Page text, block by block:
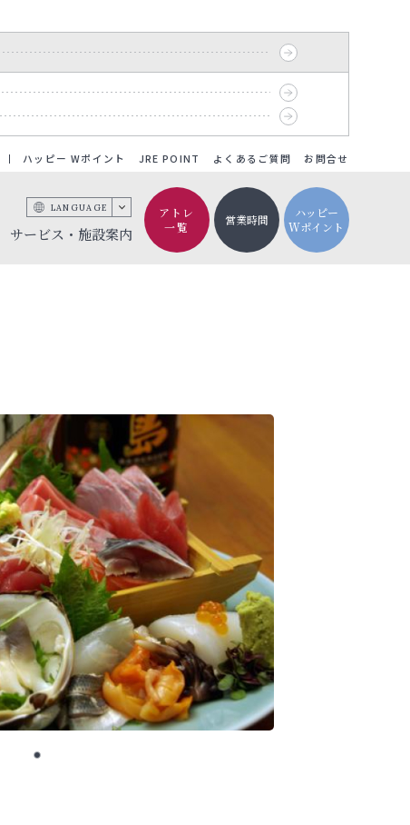
ハッピー Wポイント JRE POINT よくあるご質問 お問合せ
サービス・施設案内
LANGUAGE
アトレ
一覧
営業時間
ハッピー
Wポイント